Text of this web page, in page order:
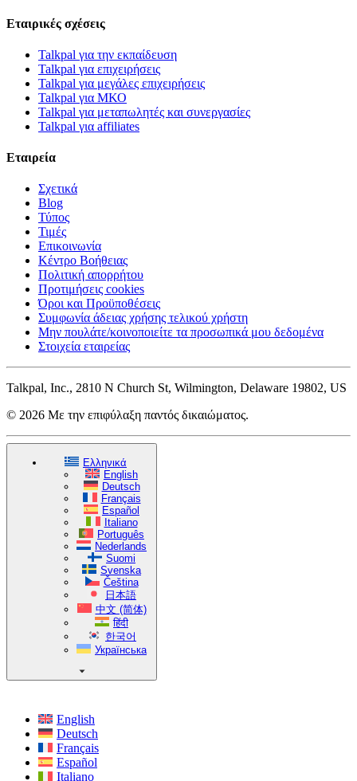
Εταιρικές σχέσεις
Talkpal για την εκπαίδευση
Talkpal για επιχειρήσεις
Talkpal για μεγάλες επιχειρήσεις
Talkpal για ΜΚΟ
Talkpal για μεταπωλητές και συνεργασίες
Talkpal για affiliates
Εταιρεία
Σχετικά
Blog
Τύπος
Τιμές
Επικοινωνία
Κέντρο Βοήθειας
Πολιτική απορρήτου
Προτιμήσεις cookies
Όροι και Προϋποθέσεις
Συμφωνία άδειας χρήσης τελικού χρήστη
Μην πουλάτε/κοινοποιείτε τα προσωπικά μου δεδομένα
Στοιχεία εταιρείας
Talkpal, Inc., 2810 N Church St, Wilmington, Delaware 19802, US
© 2026 Με την επιφύλαξη παντός δικαιώματος.
Ελληνικά
English
Deutsch
Français
Español
Italiano
Português
Nederlands
Suomi
Svenska
Čeština
日本語
中文 (简体)
हिंदी
한국어
Українська
English
Deutsch
Français
Español
Italiano